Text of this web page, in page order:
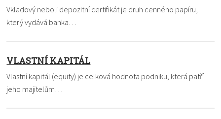
Vkladový neboli depozitní certifikát je druh cenného papíru,
který vydává banka…
VLASTNÍ KAPITÁL
Vlastní kapitál (equity) je celková hodnota podniku, která patří
jeho majitelům…